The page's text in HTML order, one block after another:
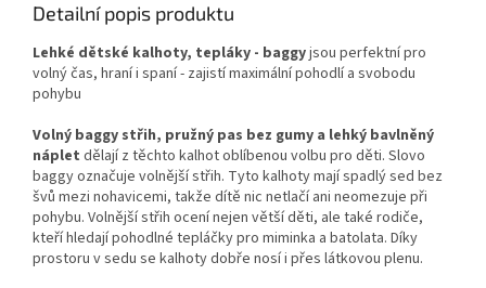
Detailní popis produktu
Lehké dětské kalhoty, tepláky - baggyjsou perfektní pro
volný čas, hraní i spaní - zajistí maximální pohodlí a svobodu
pohybu
Volný baggy střih, pružný pas bez gumy a lehký bavlněný
náplet dělají z těchto kalhot oblíbenou volbu pro děti. Slovo
baggy označuje volnější střih. Tyto kalhoty mají spadlý sed bez
švů mezi nohavicemi, takže dítě nic netlačí ani neomezuje při
pohybu. Volnější střih ocení nejen větší děti, ale také rodiče,
kteří hledají pohodlné tepláčky pro miminka a batolata. Díky
prostoru v sedu se kalhoty dobře nosí i přes látkovou plenu.